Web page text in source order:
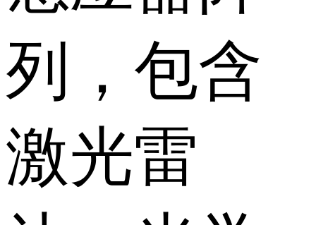
列，包含
激光雷